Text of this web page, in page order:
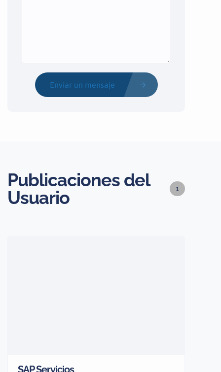
Enviar un mensaje
Publicaciones del
Usuario
1
SAP Servicios